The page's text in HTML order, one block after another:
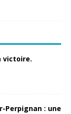
victoire.
Perpignan : une